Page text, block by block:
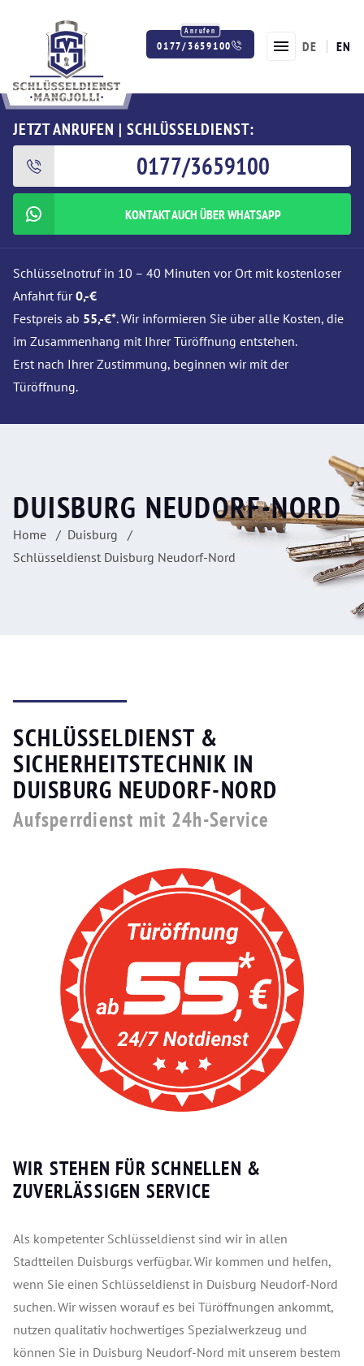
0177/3659100 DE EN
JETZT ANRUFEN | SCHLÜSSELDIENST:
0177/3659100
KONTAKT AUCH ÜBER WHATSAPP
Schlüsselnotruf in 10 – 40 Minuten vor Ort mit kostenloser
Anfahrt für0,-€
Festpreis ab 55,-€*. Wir informieren Sie über alle Kosten, die
im Zusammenhang mit Ihrer Türöffnung entstehen.
Erst nach Ihrer Zustimmung, beginnen wir mit der
Türöffnung.
DUISBURG NEUDORF-NORD
Home
Duisburg
Schlüsseldienst Duisburg Neudorf-Nord
SCHLÜSSELDIENST &
SICHERHEITSTECHNIK IN
DUISBURG NEUDORF-NORD
Aufsperrdienst mit 24h-Service
WIR STEHEN FÜR SCHNELLEN &
ZUVERLÄSSIGEN SERVICE
Als kompetenter Schlüsseldienst sind wir in allen
Stadtteilen Duisburgs verfügbar. Wir kommen und helfen,
wenn Sie einen Schlüsseldienst in Duisburg Neudorf-Nord
suchen. Wir wissen worauf es bei Türöffnungen ankommt,
nutzen qualitativ hochwertiges Spezialwerkzeug und
können Sie in Duisburg Neudorf-Nord mit unserem bestem